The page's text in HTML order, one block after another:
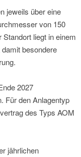
jeweils über eine
von 150
liegt in einem
besondere
2027
Für den Anlagentyp
des Typs AOM
jährlichen